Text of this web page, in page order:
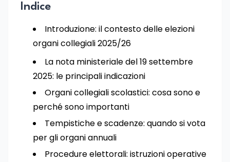
Indice
Introduzione: il contesto delle elezioni
organi collegiali 2025/26
La nota ministeriale del 19 settembre
2025: le principali indicazioni
Organi collegiali scolastici: cosa sono e
perché sono importanti
Tempistiche e scadenze: quando si vota
per gli organi annuali
Procedure elettorali: istruzioni operative